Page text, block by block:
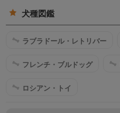
犬種図鑑
ラブラドール・レトリバー
フレンチ・ブルドッグ
ロシアン・トイ